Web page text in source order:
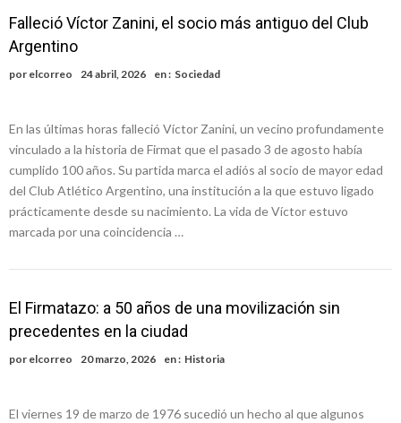
Falleció Víctor Zanini, el socio más antiguo del Club
Argentino
por elcorreo 24 abril, 2026 en : Sociedad
En las últimas horas falleció Víctor Zanini, un vecino profundamente
vinculado a la historia de Firmat que el pasado 3 de agosto había
cumplido 100 años. Su partida marca el adiós al socio de mayor edad
del Club Atlético Argentino, una institución a la que estuvo ligado
prácticamente desde su nacimiento. La vida de Víctor estuvo
marcada por una coincidencia …
El Firmatazo: a 50 años de una movilización sin
precedentes en la ciudad
por elcorreo 20 marzo, 2026 en : Historia
El viernes 19 de marzo de 1976 sucedió un hecho al que algunos